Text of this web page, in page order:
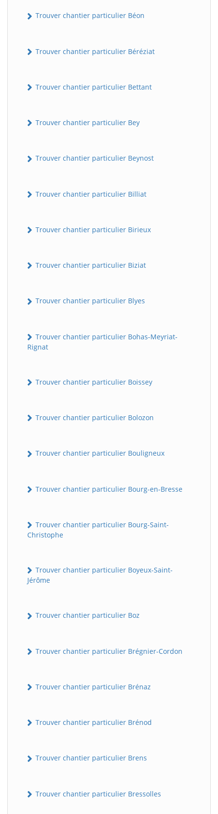
Trouver chantier particulier Béon
Trouver chantier particulier Béréziat
Trouver chantier particulier Bettant
Trouver chantier particulier Bey
Trouver chantier particulier Beynost
Trouver chantier particulier Billiat
Trouver chantier particulier Birieux
Trouver chantier particulier Biziat
Trouver chantier particulier Blyes
Trouver chantier particulier Bohas-Meyriat-
Rignat
Trouver chantier particulier Boissey
Trouver chantier particulier Bolozon
Trouver chantier particulier Bouligneux
Trouver chantier particulier Bourg-en-Bresse
Trouver chantier particulier Bourg-Saint-
Christophe
Trouver chantier particulier Boyeux-Saint-
Jérôme
Trouver chantier particulier Boz
Trouver chantier particulier Brégnier-Cordon
Trouver chantier particulier Brénaz
Trouver chantier particulier Brénod
Trouver chantier particulier Brens
Trouver chantier particulier Bressolles